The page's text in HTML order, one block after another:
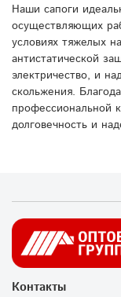
Наши сапоги
осуществляющих
условиях тяжелых
антистатической
электричество, и
скольжения.
профессиональной
долговечность и
Контакты